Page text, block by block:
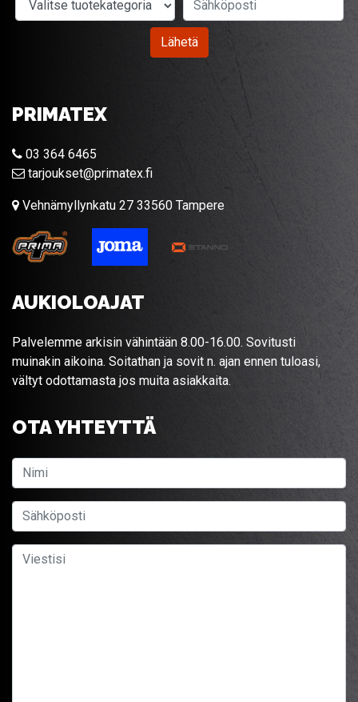
Lähetä
PRIMATEX
03 364 6465
tarjoukset@primatex.fi
Vehnämyllynkatu 27 33560 Tampere
AUKIOLOAJAT
Palvelemme arkisin vähintään 8.00-16.00. Sovitusti
muinakin aikoina. Soitathan ja sovit n. ajan ennen tuloasi,
vältyt odottamasta jos muita asiakkaita.
OTA YHTEYTTÄ